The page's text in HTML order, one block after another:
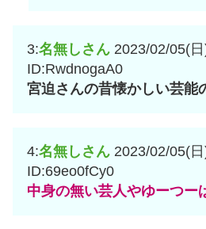
3:名無しさん 2023/02/05(
ID:RwdnogaA0
宮迫さんの昔懐かしい芸能
4:名無しさん 2023/02/05(
ID:69eo0fCy0
中身の無い芸人やゆーつー